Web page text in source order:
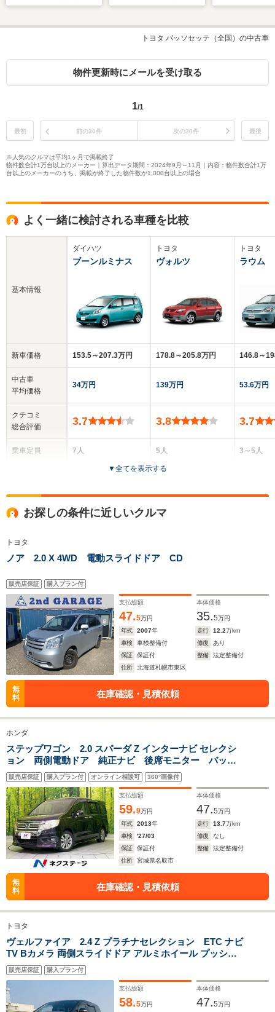
ライドドア/シートヒ
線逸脱防止支援システ
全ボディ/パワーウイ
ンドウ/キーフリーシ
リング/オートライト
滑り防止装置/
ズコントロー
トヨタ パッソセッテ（全国）の中古車
物件更新時にメールを受け取る
1/1
最初 前の30件 次の30件 最後
※人気のクルマは平均1ヶ月で掲載終了
物件数合計1万台以上のメーカー｜算出データ期間：2024年9月～11月｜内容：物件数合計1万
台以上のメーカーのうち、掲載が終了した物件数が1,000台以上の場合
よく一緒に検討される車種を比較
基本情報
新車価格
中古車
平均価格
クチコミ
総合評価
乗車定員
(全長x全幅x全高)
WLTCモード
排気量
駆動方式
ダイハツ
ブーンルミナス
153.5～207.3万円
34万円
3.7
7人
全高
1.62m
全幅
ホイールベース
-m
-
1495cc
FF、4WD
トヨタ
ヴォルツ
178.8～205.8万円
139万円
3.8
5人
5ドア
ホイールベース
-
1794～1795cc
FF、4WD
トヨタ
ラウム
146.8～
53.6万円
3.7
3～5人
-
FF、4WD
▼全てを表示する
お探しの条件に近しいクルマ
トヨタ
ノア 2.0 X 4WD 電動スライドドア CD
販売店保証 購入プラン付
支払総額
47.5万円
本体価格
35.5万円
年式
2007年 走行 12.2万km
車検
車検整備付 修復
あり
保証
保証付 整備
法定整備付
住所
北海道札幌市東区
無
料
在庫確認・見積依頼
ホンダ
ステップワゴン 2.0 スパーダ Z インターナビ セレクシ
ョン 両側電動ドア 純正ナビ 後席モニター バック
カメラ スマートキー HIDヘッド ETC クルコン 純
正16インチアルミ オートエアコン CD DVD再生 パ
ドルシフト アイドリングストップ
販売店保証 購入プラン付 オンライン相談可 360°画像付
支払総額
59.9万円
本体価格
47.5万円
年式
2013年 走行 13.7万km
車検
'27/03 修復
なし
保証
保証付 整備
法定整備付
住所
宮城県名取市
無
料
在庫確認・見積依頼
トヨタ
ヴェルファイア 2.4 Z プラチナセレクション ETC ナビ
TV Bカメラ 両側スライドドア アルミホイール プッシュ
スタート
販売店保証 購入プラン付
支払総額
58.5万円
本体価格
47.5万円